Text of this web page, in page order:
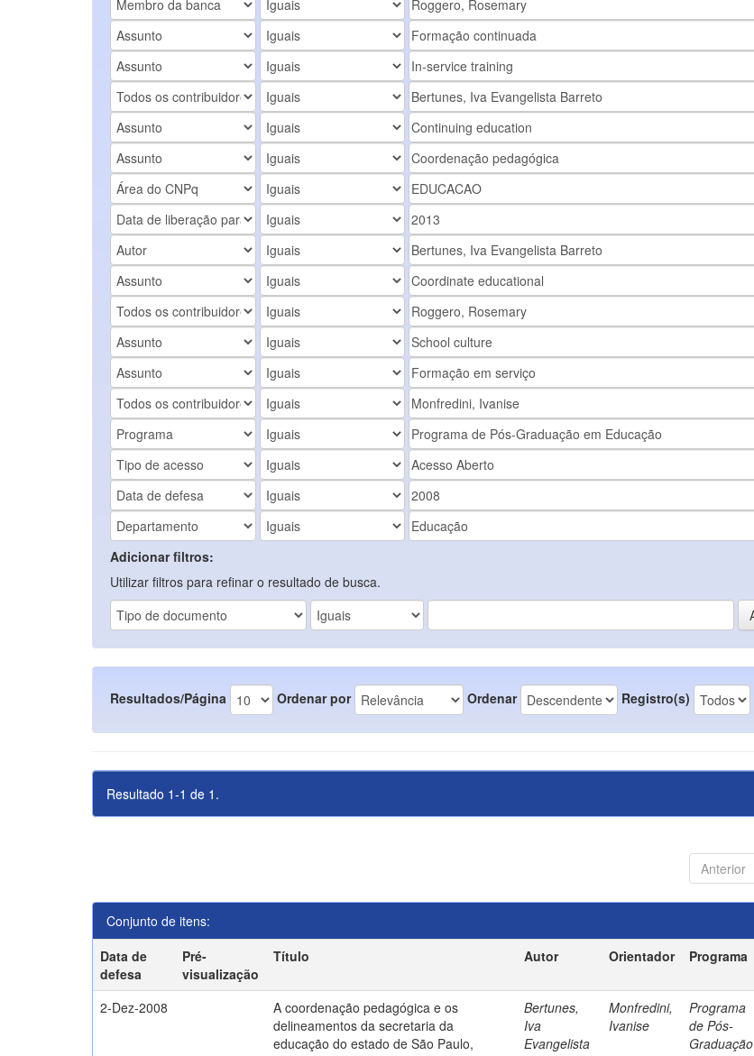
Adicionar filtros:
Utilizar filtros para refinar o resultado de busca.
Resultados/Página Ordenar por Ordenar Registro(s)
Resultado 1-1 de 1.
Anterior
Conjunto de itens:
Data de
defesa
Pré-
visualização
Título Autor Orientador Programa
2-Dez-2008
A coordenação pedagógica e os
delineamentos da secretaria da
educação do estado de São Paulo,
Bertunes,
Iva
Evangelista
Monfredini,
Ivanise
Programa
de Pós-
Graduação